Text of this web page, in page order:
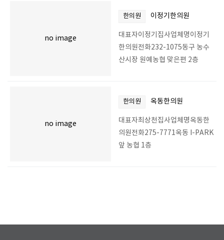
no image
한의원 이정기한의원
대표자이정기집사업체명이정기
한의원전화232-1075동구 농수
산시장 원예농협 맞은편 2층
no image
한의원 옥동한의원
대표자최상천집사업체명옥동한
의원전화275-7771옥동 I-PARK
앞 농협 1층